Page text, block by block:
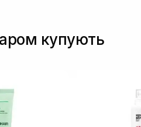
купують